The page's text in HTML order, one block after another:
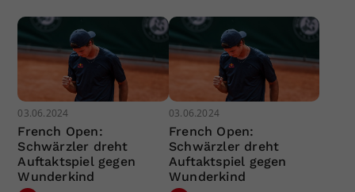
03.06.2024
French Open:
Schwärzler dreht
Auftaktspiel gegen
Wunderkind
03.06.2024
French Open:
Schwärzler dreht
Auftaktspiel gegen
Wunderkind